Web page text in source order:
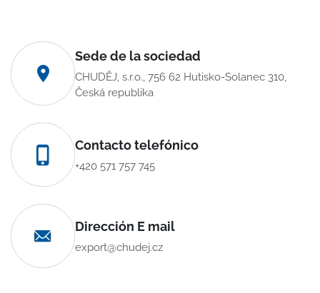
Sede de la sociedad
CHUDĚJ, s.r.o., 756 62 Hutisko-Solanec 310,
Česká republika
Contacto telefónico
+420 571 757 745
Dirección E mail
export@chudej.cz